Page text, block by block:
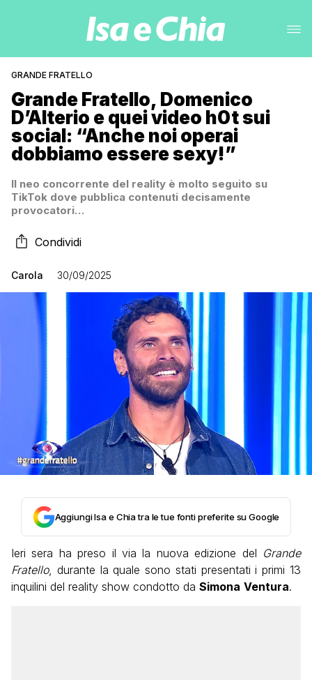
GRANDE FRATELLO
Grande Fratello, Domenico
D’Alterio e quei video h0t sui
social: “Anche noi operai
dobbiamo essere sexy!”
Il neo concorrente del reality è molto seguito su
TikTok dove pubblica contenuti decisamente
provocatori…
Condividi
Carola 30/09/2025
Aggiungi Isa e Chia tra le tue fonti preferite su Google
Ieri sera ha preso il via la nuova edizione del Grande
Fratello, durante la quale sono stati presentati i primi 13
inquilini del reality show condotto da Simona Ventura.